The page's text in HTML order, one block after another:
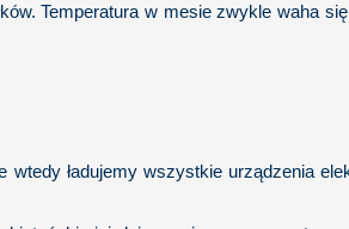
Temperatura w mesie zwykle waha
ładujemy wszystkie urządzenia